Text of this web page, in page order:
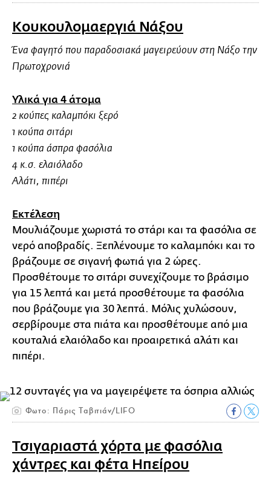
Κουκουλομαεργιά Νάξου
Ένα φαγητό που παραδοσιακά μαγειρεύουν στη Νάξο την
Πρωτοχρονιά
Υλικά για 4 άτομα
2 κούπες καλαμπόκι ξερό
1 κούπα σιτάρι
1 κούπα άσπρα φασόλια
4 κ.σ. ελαιόλαδο
Αλάτι, πιπέρι
Εκτέλεση
Μουλιάζουμε χωριστά το στάρι και τα φασόλια σε
νερό αποβραδίς. Ξεπλένουμε το καλαμπόκι και το
βράζουμε σε σιγανή φωτιά για 2 ώρες.
Προσθέτουμε το σιτάρι συνεχίζουμε το βράσιμο
για 15 λεπτά και μετά προσθέτουμε τα φασόλια
που βράζουμε για 30 λεπτά. Μόλις χυλώσουν,
σερβίρουμε στα πιάτα και προσθέτουμε από μια
κουταλιά ελαιόλαδο και προαιρετικά αλάτι και
πιπέρι.
Φωτο: Πάρις Ταβιτιάν/LIFO
Τσιγαριαστά χόρτα με φασόλια
χάντρες και φέτα Ηπείρου